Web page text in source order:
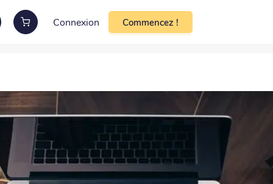
Connexion Commencez !